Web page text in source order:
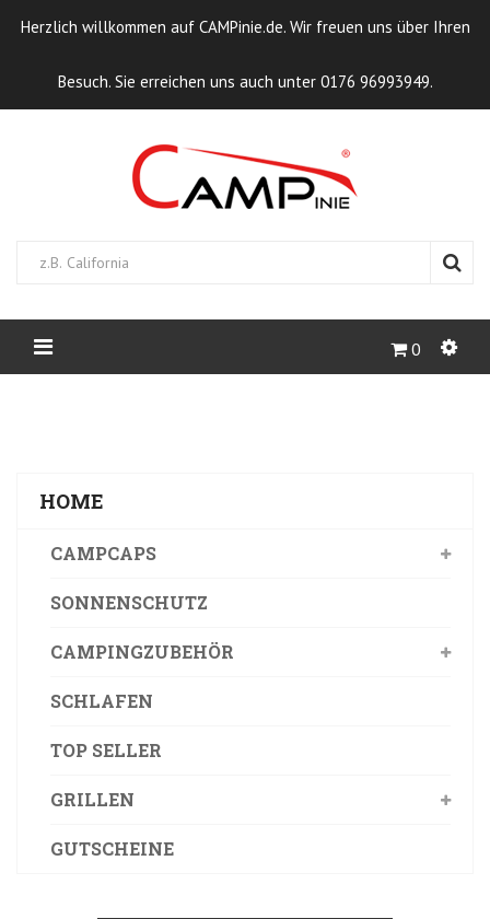
Herzlich willkommen auf CAMPinie.de. Wir freuen uns über Ihren
Besuch. Sie erreichen uns auch unter 0176 96993949.
0
HOME
CAMPCAPS
SONNENSCHUTZ
CAMPINGZUBEHÖR
SCHLAFEN
TOP SELLER
GRILLEN
GUTSCHEINE